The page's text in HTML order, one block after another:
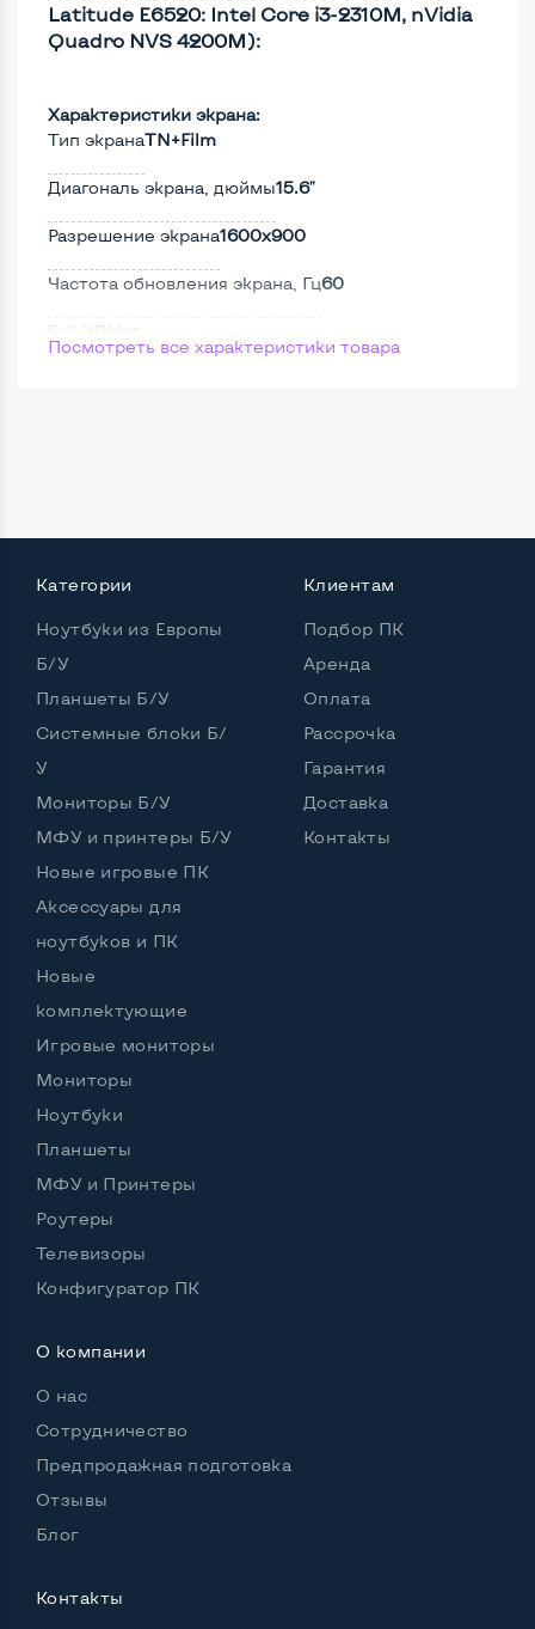
Latitude E6520: Intel Core i3-2310M, nVidia
Quadro NVS 4200M):
Характеристики экрана:
Тип экранаTN+Film
Диагональ экрана, дюймы15.6"
Разрешение экрана1600x900
Частота обновления экрана, Гц60
Full HD Нет
Мощность:
Частота процессора (базовая-максимальная)
Intel Core i3-2310M (2,10 GHz)
Тип оперативной памяти
DDR3
SSD 2,5" или HDD
Возможности видеокарты:
Тип видеокарты
Видеопроцессор ноутбука
nVidia Quadro NVS 4200M
Размер видеопамяти, Гб
Удобство пользования:
Подсветка клавиатуры
Полноразмерная клавиатура NumberPad
Оптический привод
Посмотреть все характеристики товара
Категории
Ноутбуки из Европы
Б/У
Планшеты Б/У
Системные блоки Б/
У
Мониторы Б/У
МФУ и принтеры Б/У
Новые игровые ПК
Аксессуары для
ноутбуков и ПК
Новые
комплектующие
Игровые мониторы
Мониторы
Ноутбуки
Планшеты
МФУ и Принтеры
Роутеры
Телевизоры
Конфигуратор ПК
Клиентам
Подбор ПК
Аренда
Оплата
Рассрочка
Гарантия
Доставка
Контакты
О компании
О нас
Сотрудничество
Предпродажная подготовка
Отзывы
Блог
Контакты